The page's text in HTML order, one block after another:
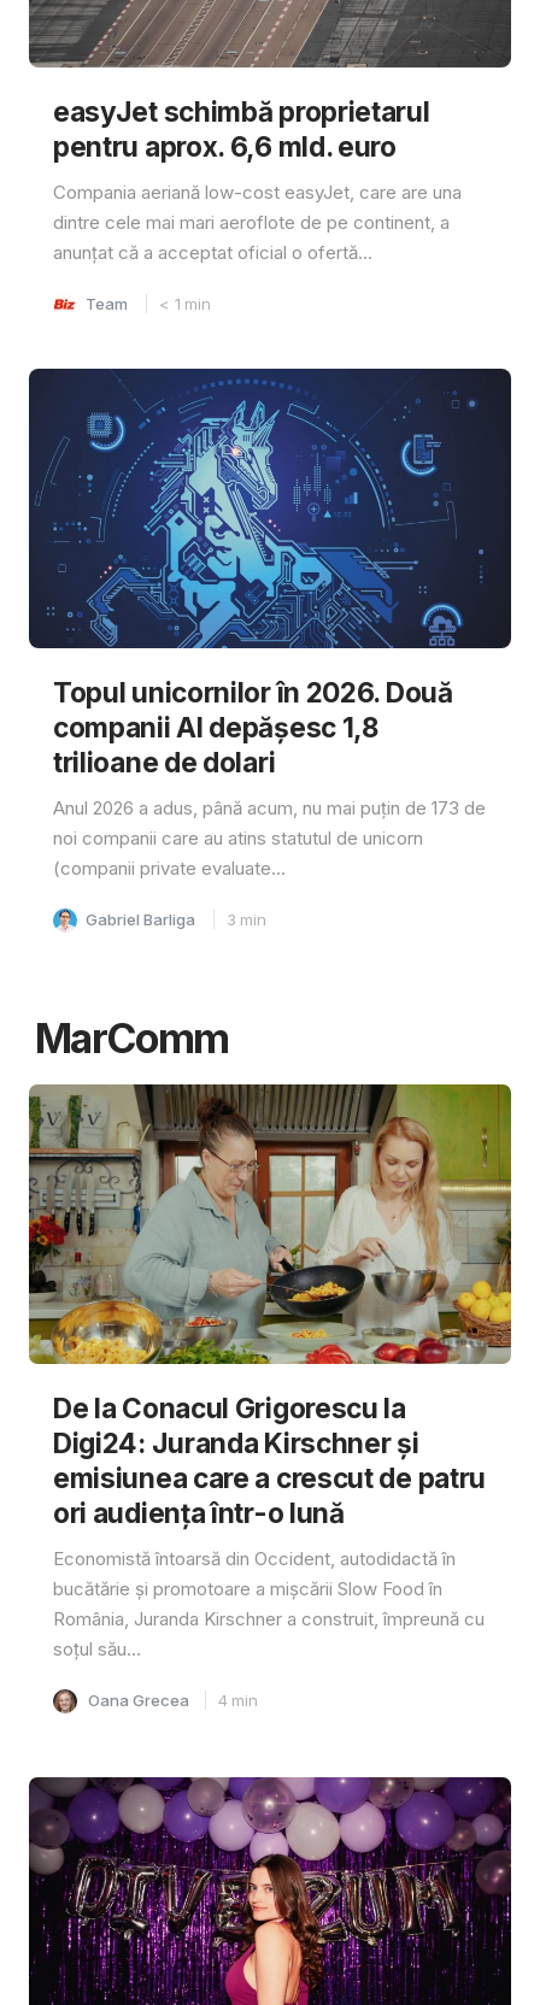
easyJet schimbă proprietarul
pentru aprox. 6,6 mld. euro
Compania aeriană low-cost easyJet, care are una
dintre cele mai mari aeroflote de pe continent, a
anunțat că a acceptat oficial o ofertă...
Team < 1 min
Topul unicornilor în 2026. Două
companii AI depășesc 1,8
trilioane de dolari
Anul 2026 a adus, până acum, nu mai puțin de 173 de
noi companii care au atins statutul de unicorn
(companii private evaluate...
Gabriel Barliga 3 min
MarComm
De la Conacul Grigorescu la
Digi24: Juranda Kirschner și
emisiunea care a crescut de patru
ori audiența într-o lună
Economistă întoarsă din Occident, autodidactă în
bucătărie și promotoare a mișcării Slow Food în
România, Juranda Kirschner a construit, împreună cu
soțul său...
Oana Grecea 4 min